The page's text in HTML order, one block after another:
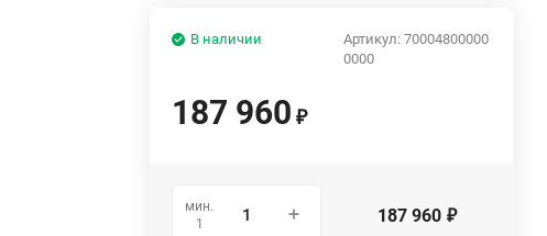
Артикул: 70004800000
0000
В наличии
187 960 ₽
мин.
1
187 960 ₽